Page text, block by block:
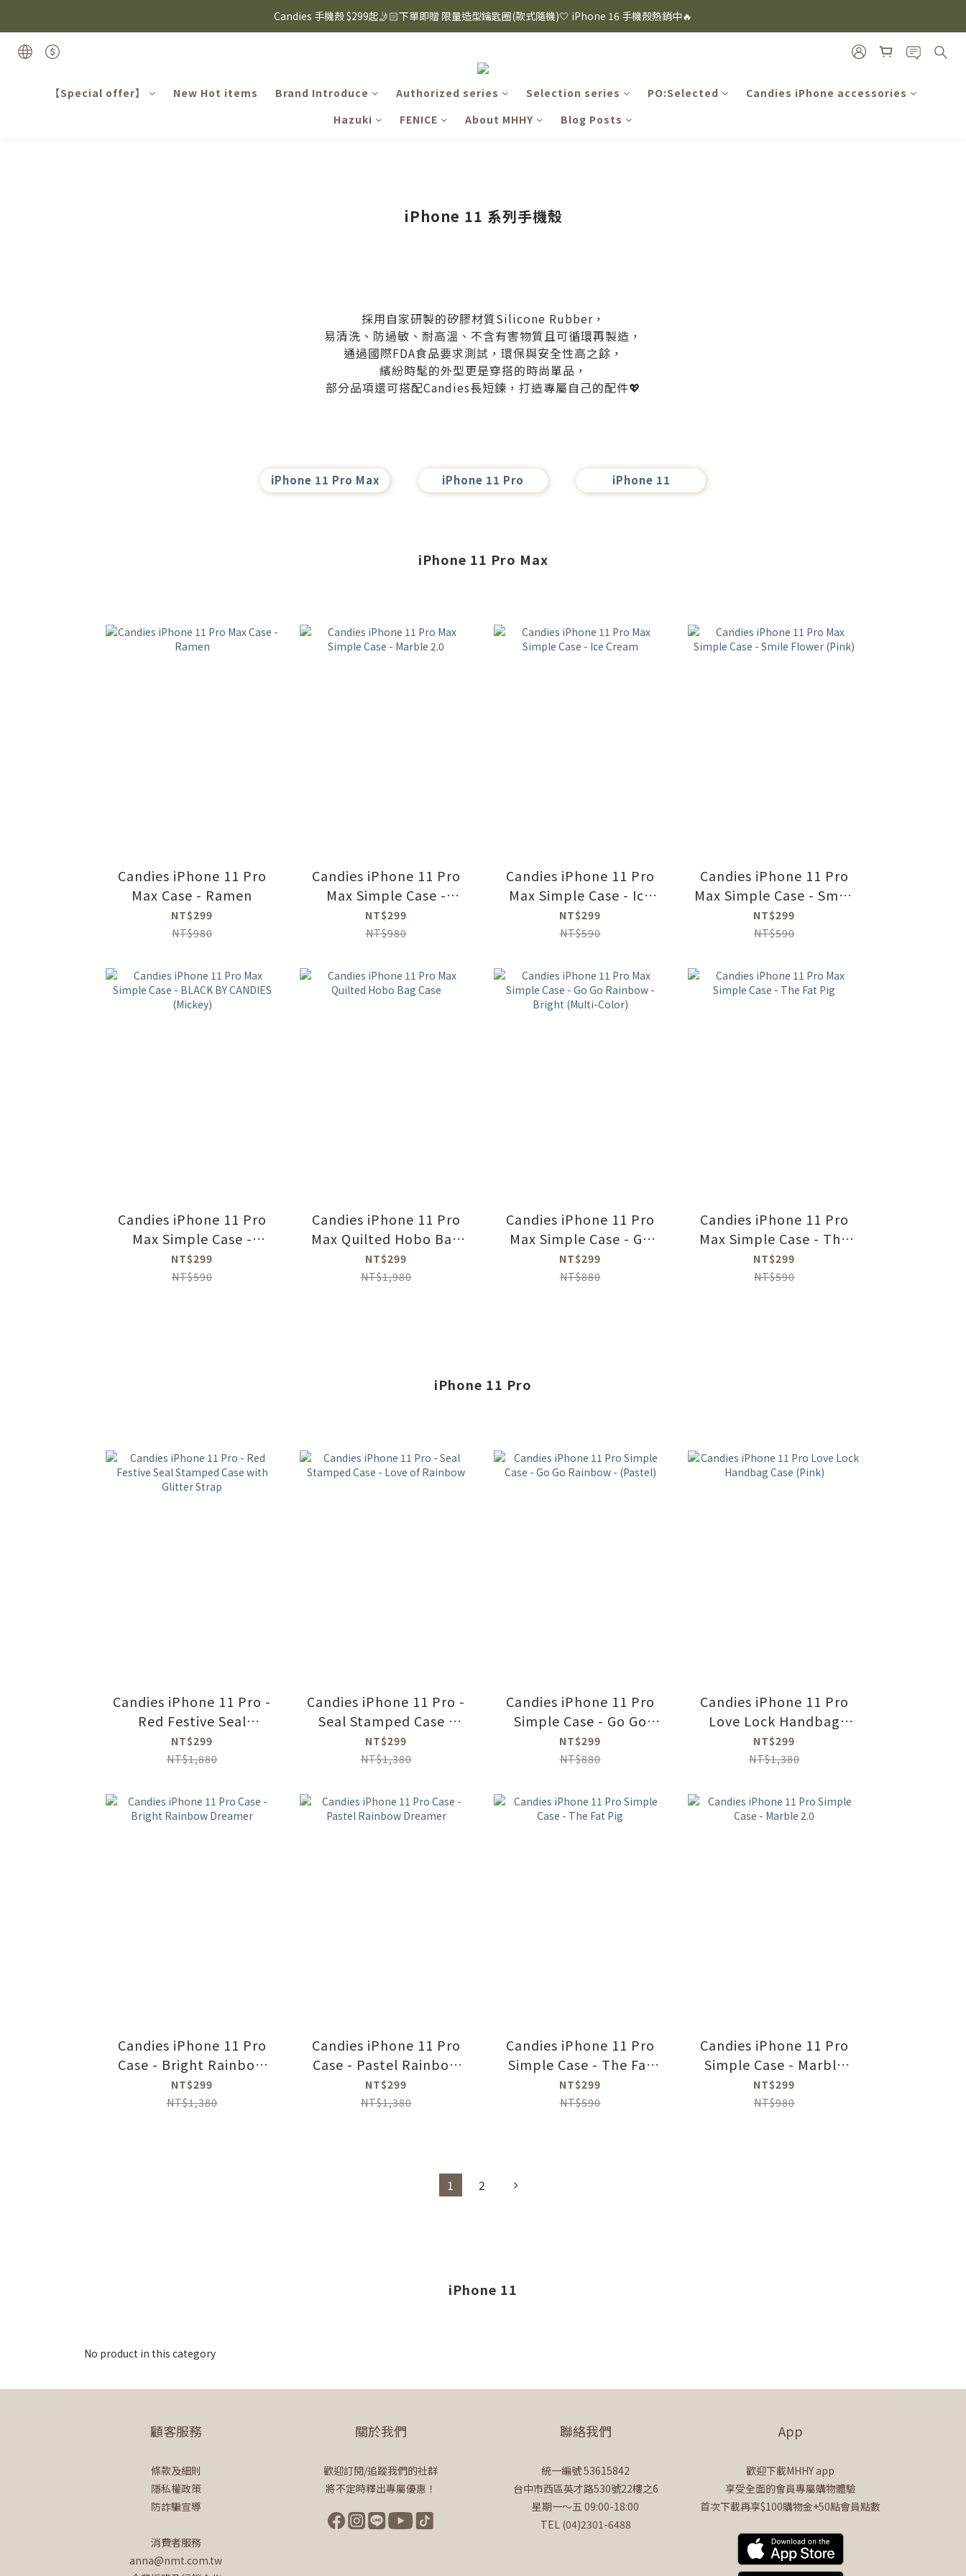
⸜ 8/1-8/31 ⸝  88購物節｜下單滿$1600折$100 / 滿$2200折$200 / 滿$3000折$300 (排除Hazuki及EspressoTokyo)
Candies 手機殼 $299起🤳🏻下單即贈 限量造型鑰匙圈(款式隨機)🤍 iPhone 16 手機殼熱銷中🔥
【Special offer】 New Hot items Brand Introduce Authorized series Selection series PO:Selected
Candies iPhone accessories
Hazuki
FENICE About MHHY Blog Posts
iPhone 11 系列手機殼
採用自家研製的矽膠材質Silicone Rubber，
易清洗、防過敏、耐高溫、不含有害物質且可循環再製造，
通過國際FDA食品要求測試，環保與安全性高之餘，
繽紛時髦的外型更是穿搭的時尚單品，
部分品項還可搭配Candies長短鍊，打造專屬自己的配件💖
iPhone 11 Pro Max iPhone 11 Pro iPhone 11
iPhone 11 Pro Max
Candies iPhone 11 Pro
Max Case - Ramen
NT$299
NT$980
Candies iPhone 11 Pro
Max Simple Case -
Marble 2.0
NT$299
NT$980
Candies iPhone 11 Pro
Max Simple Case - Ice
Cream
NT$299
NT$590
Candies iPhone 11 Pro
Max Simple Case - Smile
Flower (Pink)
NT$299
NT$590
Candies iPhone 11 Pro
Max Simple Case -
BLACK BY CANDIES
(Mickey)
NT$299
NT$590
Candies iPhone 11 Pro
Max Quilted Hobo Bag
Case
NT$299
NT$1,980
Candies iPhone 11 Pro
Max Simple Case - Go
Go Rainbow - Bright
(Multi-Color)
NT$299
NT$880
Candies iPhone 11 Pro
Max Simple Case - The
Fat Pig
NT$299
NT$590
iPhone 11 Pro
Candies iPhone 11 Pro -
Red Festive Seal
Stamped Case with
Glitter Strap
NT$299
NT$1,880
Candies iPhone 11 Pro -
Seal Stamped Case -
Love of Rainbow
NT$299
NT$1,380
Candies iPhone 11 Pro
Simple Case - Go Go
Rainbow - (Pastel)
NT$299
NT$880
Candies iPhone 11 Pro
Love Lock Handbag
Case (Pink)
NT$299
NT$1,380
Candies iPhone 11 Pro
Case - Bright Rainbow
Dreamer
NT$299
NT$1,380
Candies iPhone 11 Pro
Case - Pastel Rainbow
Dreamer
NT$299
NT$1,380
Candies iPhone 11 Pro
Simple Case - The Fat
Pig
NT$299
NT$590
Candies iPhone 11 Pro
Simple Case - Marble
2.0
NT$299
NT$980
1 2
iPhone 11
No product in this category
顧客服務
條款及細則
隱私權政策
防詐騙宣導
消費者服務
anna@nmt.com.tw
關於我們
歡迎訂閱/追蹤我們的社群
將不定時釋出專屬優惠！
聯絡我們
統一編號 53615842
台中市西區英才路530號22樓之6
星期一～五 09:00-18:00
TEL (04)2301-6488
App
歡迎下載MHHY app
享受全面的會員專屬購物體驗
首次下載再享$100購物金+50點會員點數